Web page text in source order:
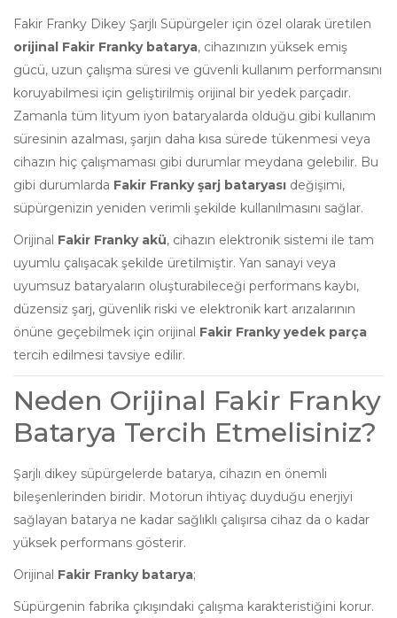
Fakir Franky Dikey Şarjlı Süpürgeler için özel olarak üretilen
orijinal Fakir Franky batarya, cihazınızın yüksek emiş
gücü, uzun çalışma süresi ve güvenli kullanım performansını
koruyabilmesi için geliştirilmiş orijinal bir yedek parçadır.
Zamanla tüm lityum iyon bataryalarda olduğu gibi kullanım
süresinin azalması, şarjın daha kısa sürede tükenmesi veya
cihazın hiç çalışmaması gibi durumlar meydana gelebilir. Bu
gibi durumlarda Fakir Franky şarj bataryası değişimi,
süpürgenizin yeniden verimli şekilde kullanılmasını sağlar.
Orijinal Fakir Franky akü, cihazın elektronik sistemi ile tam
uyumlu çalışacak şekilde üretilmiştir. Yan sanayi veya
uyumsuz bataryaların oluşturabileceği performans kaybı,
düzensiz şarj, güvenlik riski ve elektronik kart arızalarının
önüne geçebilmek için orijinal Fakir Franky yedek parça
tercih edilmesi tavsiye edilir.
Neden Orijinal Fakir Franky
Batarya Tercih Etmelisiniz?
Şarjlı dikey süpürgelerde batarya, cihazın en önemli
bileşenlerinden biridir. Motorun ihtiyaç duyduğu enerjiyi
sağlayan batarya ne kadar sağlıklı çalışırsa cihaz da o kadar
yüksek performans gösterir.
Orijinal Fakir Franky batarya;
Süpürgenin fabrika çıkışındaki çalışma karakteristiğini korur.